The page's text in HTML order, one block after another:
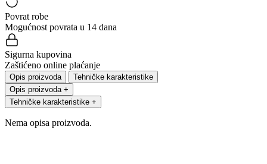
Povrat robe
Mogućnost povrata u 14 dana
Sigurna kupovina
Zaštićeno online plaćanje
Opis proizvoda
Tehničke karakteristike
Opis proizvoda +
Tehničke karakteristike +
Nema opisa proizvoda.